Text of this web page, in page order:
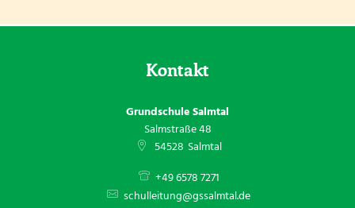
Kontakt
Grundschule Salmtal
Salmstraße 48
54528 Salmtal
+49 6578 7271
schulleitung@gssalmtal.de